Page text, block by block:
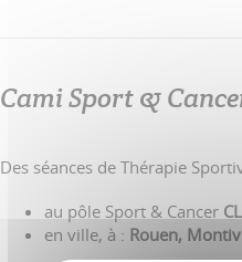
Cami Sport &
Des séances de Thérapie
au pôle Sport & Cancer
en ville, à : Rouen,